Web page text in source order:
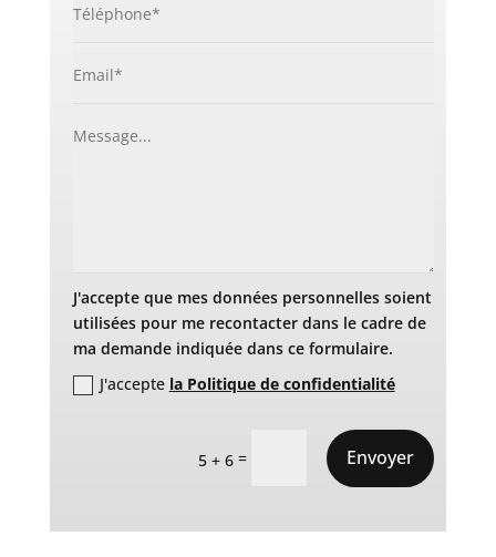
J'accepte que mes données personnelles soient
utilisées pour me recontacter dans le cadre de
ma demande indiquée dans ce formulaire.
J'accepte la Politique de confidentialité
5 + 6 = Envoyer